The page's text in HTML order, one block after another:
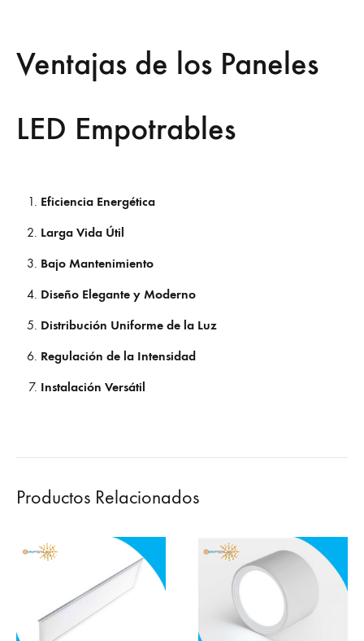
Ventajas de los Paneles
LED Empotrables
Eficiencia Energética
Larga Vida Útil
Bajo Mantenimiento
Diseño Elegante y Moderno
Distribución Uniforme de la Luz
Regulación de la Intensidad
Instalación Versátil
Productos Relacionados